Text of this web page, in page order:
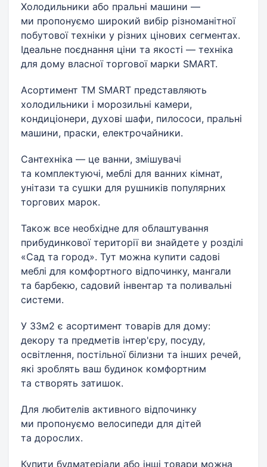
Холодильники або пральні машини —
ми пропонуємо широкий вибір різноманітної
побутової техніки у різних цінових сегментах.
Ідеальне поєднання ціни та якості — техніка
для дому власної торгової марки SMART.
Асортимент ТМ SMART представляють
холодильники і морозильні камери,
кондиціонери, духові шафи, пилососи, пральні
машини, праски, електрочайники.
Сантехніка — це ванни, змішувачі
та комплектуючі, меблі для ванних кімнат,
унітази та сушки для рушників популярних
торгових марок.
Також все необхідне для облаштування
прибудинкової території ви знайдете у розділі
«Сад та город». Тут можна купити садові
меблі для комфортного відпочинку, мангали
та барбекю, садовий інвентар та поливальні
системи.
У 33м2 є асортимент товарів для дому:
декору та предметів інтер'єру, посуду,
освітлення, постільної білизни та інших речей,
які зроблять ваш будинок комфортним
та створять затишок.
Для любителів активного відпочинку
ми пропонуємо велосипеди для дітей
та дорослих.
Купити будматеріали або інші товари можна